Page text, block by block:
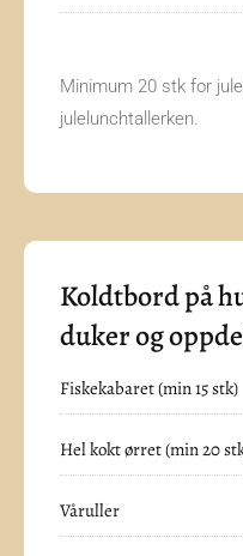
Minimum 20 stk for
julelunchtallerken.
Koldtbord på
duker og
Fiskekabaret (min 15 stk)
Hel kokt ørret (min 20
Våruller